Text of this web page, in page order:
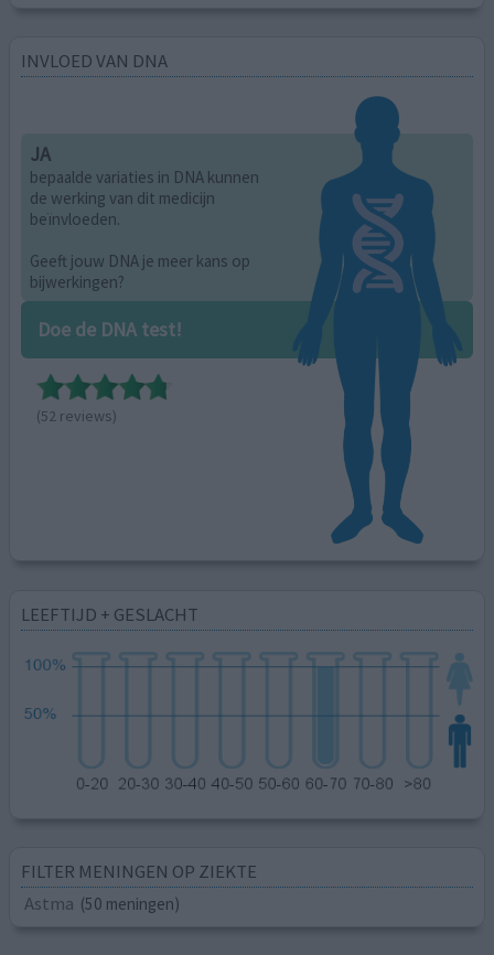
INVLOED VAN DNA
JA
bepaalde variaties in DNA kunnen
de werking van dit medicijn
beïnvloeden.
Geeft jouw DNA je meer kans op
bijwerkingen?
Doe de DNA test!
(52 reviews)
LEEFTIJD + GESLACHT
FILTER MENINGEN OP ZIEKTE
Astma (50 meningen)